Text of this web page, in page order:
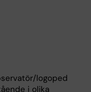
logoped
i olika